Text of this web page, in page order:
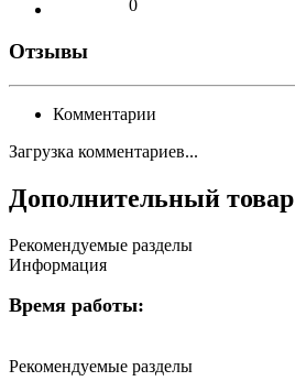
0
Отзывы
Комментарии
Загрузка комментариев...
Дополнительный товар
Рекомендуемые разделы
Информация
Время работы:
Рекомендуемые разделы